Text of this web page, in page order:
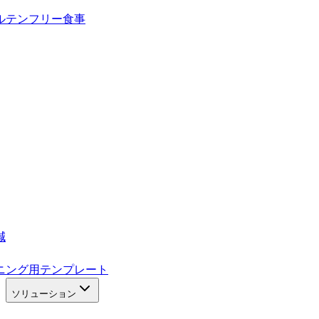
テンフリー食事
ング用テンプレート
ソリューション